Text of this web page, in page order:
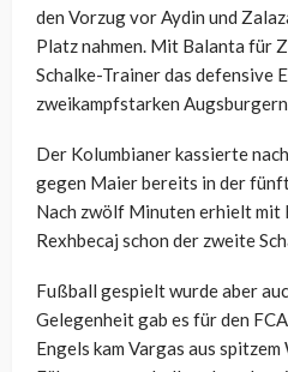
den Vorzug vor Aydin und
Platz nahmen. Mit Balanta für
Schalke-Trainer das defensive
zweikampfstarken
Der Kolumbianer kassierte
gegen Maier bereits in der
Nach zwölf Minuten erhielt mit
Rexhbecaj schon der zweite
Fußball gespielt wurde aber
Gelegenheit gab es für den
Engels kam Vargas aus